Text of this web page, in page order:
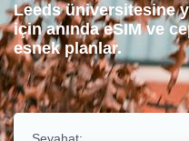
Leeds üniversitesine
için anında eSIM ve
esnek planlar.